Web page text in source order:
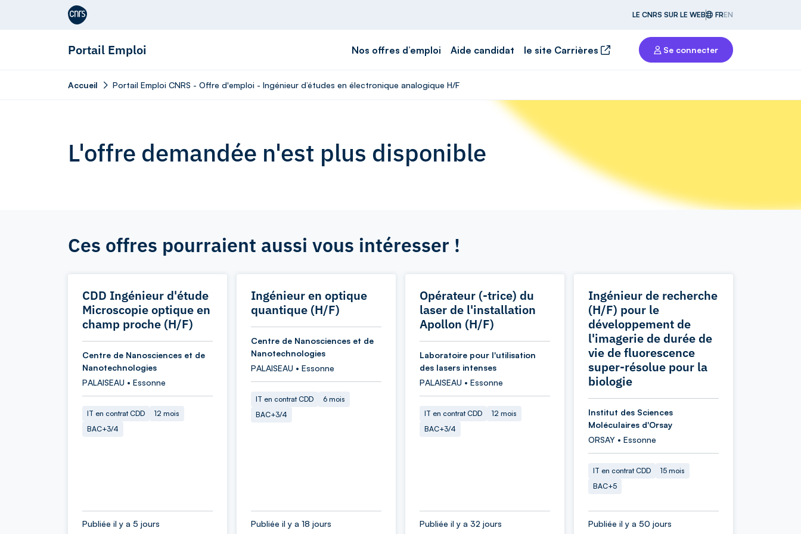
Aller au contenu
LE CNRS SUR LE WEB FREN
Portail Emploi Nos offres d’emploi Aide candidat le site Carrières Se connecter
Accueil Portail Emploi CNRS - Offre d'emploi - Ingénieur d’études en électronique analogique H/F
L'offre demandée n'est plus disponible
Ces offres pourraient aussi vous intéresser !
CDD Ingénieur d'étude
Microscopie optique en
champ proche (H/F)
Centre de Nanosciences et de
Nanotechnologies
PALAISEAU • Essonne
IT en contrat CDD
12 mois
BAC+3/4
Publiée il y a 5 jours
Ingénieur en optique
quantique (H/F)
Centre de Nanosciences et de
Nanotechnologies
PALAISEAU • Essonne
IT en contrat CDD
6 mois
BAC+3/4
Publiée il y a 18 jours
Opérateur (-trice) du
laser de l'installation
Apollon (H/F)
Laboratoire pour l'utilisation
des lasers intenses
PALAISEAU • Essonne
IT en contrat CDD
12 mois
BAC+3/4
Publiée il y a 32 jours
Ingénieur de recherche
(H/F) pour le
développement de
l'imagerie de durée de
vie de fluorescence
super-résolue pour la
biologie
Institut des Sciences
Moléculaires d'Orsay
ORSAY • Essonne
IT en contrat CDD
15 mois
BAC+5
Publiée il y a 50 jours